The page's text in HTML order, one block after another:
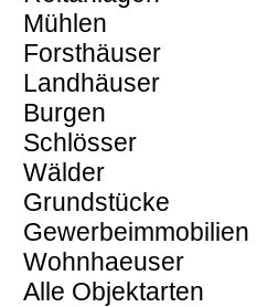
Mühlen
Forsthäuser
Landhäuser
Burgen
Schlösser
Wälder
Grundstücke
Gewerbeimmobilien
Wohnhaeuser
Alle Objektarten